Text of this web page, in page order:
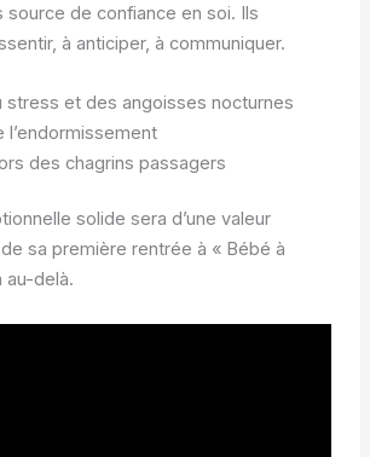
source de confiance en soi. Ils
à anticiper, à communiquer.
stress et des angoisses nocturnes
l’endormissement
des chagrins passagers
solide sera d’une valeur
sa première rentrée à « Bébé à
au-delà.